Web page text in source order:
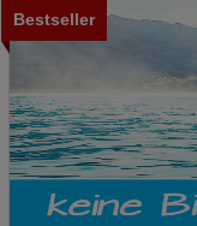
Bestseller